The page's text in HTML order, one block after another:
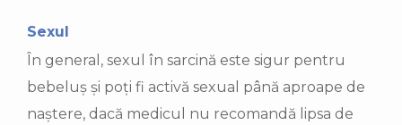
Sexul
În general, sexul în sarcină este sigur pentru
bebeluș și poți fi activă sexual până aproape de
naștere, dacă medicul nu recomandă lipsa de